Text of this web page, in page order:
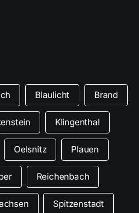
Blaulicht Brand
Klingenthal
Oelsnitz Plauen
Reichenbach
Spitzenstadt